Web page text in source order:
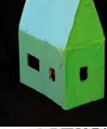
Christian KRIKAMMERHOFER